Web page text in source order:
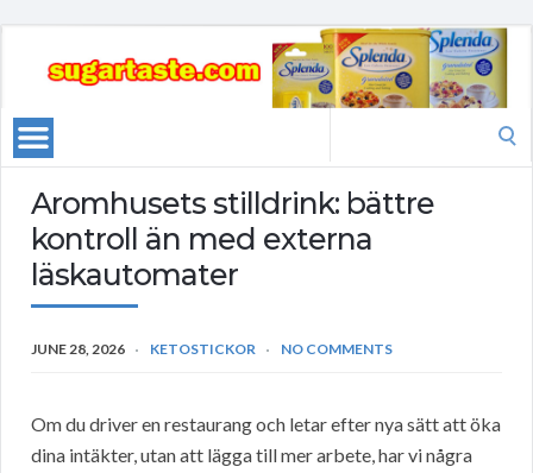
Aromhusets stilldrink: bättre
kontroll än med externa
läskautomater
JUNE 28, 2026 KETOSTICKOR NO COMMENTS
Om du driver en restaurang och letar efter nya sätt att öka
dina intäkter, utan att lägga till mer arbete, har vi några